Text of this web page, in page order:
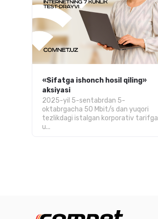
«Sifatga ishonch hosil qiling»
aksiyasi
2025-yil 5-sentabrdan 5-
oktabrgacha 50 Mbit/s dan yuqori
tezlikdagi istalgan korporativ tarifga
u...